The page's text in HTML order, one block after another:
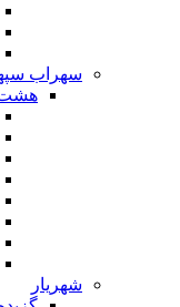
سهراب
هشت
شهریار